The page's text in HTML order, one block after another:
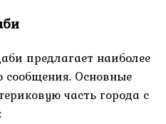
предлагает наиболее
сообщения. Основные
часть города с